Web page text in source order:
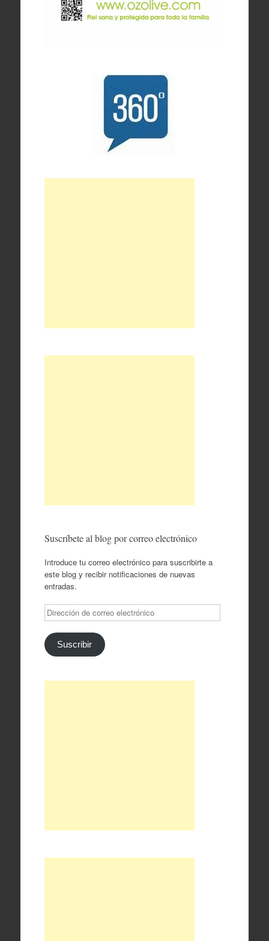
Suscríbete al blog por correo electrónico
Introduce tu correo electrónico para suscribirte a
este blog y recibir notificaciones de nuevas
entradas.
Dirección
de
correo
electrónico
Suscribir